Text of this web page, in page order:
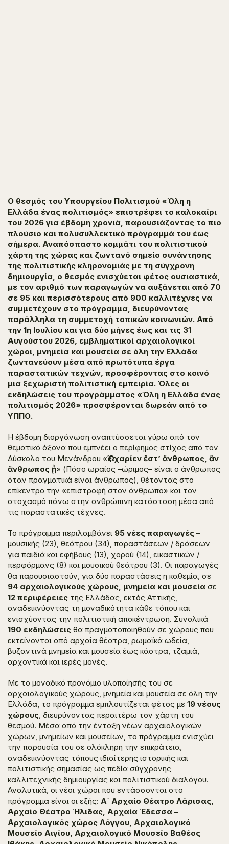
Ο θεσμός του Υπουργείου Πολιτισμού «Όλη η
Ελλάδα ένας πολιτισμός» επιστρέφει το καλοκαίρι
του 2026 για έβδομη χρονιά, παρουσιάζοντας το πιο
πλούσιο και πολυσυλλεκτικό πρόγραμμά του έως
σήμερα. Αναπόσπαστο κομμάτι του πολιτιστικού
χάρτη της χώρας και ζωντανό σημείο συνάντησης
της πολιτιστικής κληρονομιάς με τη σύγχρονη
δημιουργία, ο θεσμός ενισχύεται φέτος ουσιαστικά,
με τον αριθμό των παραγωγών να αυξάνεται από 70
σε 95 και περισσότερους από 900 καλλιτέχνες να
συμμετέχουν στο πρόγραμμα, διευρύνοντας
παράλληλα τη συμμετοχή τοπικών κοινωνιών. Από
την 1η Ιουλίου και για δύο μήνες έως και τις 31
Αυγούστου 2026, εμβληματικοί αρχαιολογικοί
χώροι, μνημεία και μουσεία σε όλη την Ελλάδα
ζωντανεύουν μέσα από πρωτότυπα έργα
παραστατικών τεχνών, προσφέροντας στο κοινό
μια ξεχωριστή πολιτιστική εμπειρία. Όλες οι
εκδηλώσεις του προγράμματος «Όλη η Ελλάδα ένας
πολιτισμός 2026» προσφέρονται δωρεάν από το
ΥΠΠΟ.
Η έβδομη διοργάνωση αναπτύσσεται γύρω από τον
θεματικό άξονα που εμπνέει ο περίφημος στίχος από τον
Δύσκολο του Μενάνδρου «Ὡς χαρίεν ἔστ’ ἄνθρωπος, ἂν
ἄνθρωπος ᾖ» (Πόσο ωραίος –ώριμος– είναι ο άνθρωπος
όταν πραγματικά είναι άνθρωπος), θέτοντας στο
επίκεντρο την «επιστροφή στον άνθρωπο» και τον
στοχασμό πάνω στην ανθρώπινη κατάσταση μέσα από
τις παραστατικές τέχνες.
Το πρόγραμμα περιλαμβάνει 95 νέες παραγωγές –
μουσικής (23), θεάτρου (34), παραστάσεων / δράσεων
για παιδιά και εφήβους (13), χορού (14), εικαστικών /
περφόρμανς (8) και μουσικού θεάτρου (3). Οι παραγωγές
θα παρουσιαστούν, για δύο παραστάσεις η καθεμία, σε
94 αρχαιολογικούς χώρους, μνημεία και μουσεία σε
12 περιφέρειες της Ελλάδας, εκτός Αττικής,
αναδεικνύοντας τη μοναδικότητα κάθε τόπου και
ενισχύοντας την πολιτιστική αποκέντρωση. Συνολικά
190 εκδηλώσεις θα πραγματοποιηθούν σε χώρους που
εκτείνονται από αρχαία θέατρα, ρωμαϊκά ωδεία,
βυζαντινά μνημεία και μουσεία έως κάστρα, τζαμιά,
αρχοντικά και ιερές μονές.
Με το μοναδικό προνόμιο υλοποίησής του σε
αρχαιολογικούς χώρους, μνημεία και μουσεία σε όλη την
Ελλάδα, το πρόγραμμα εμπλουτίζεται φέτος με 19 νέους
χώρους, διευρύνοντας περαιτέρω τον χάρτη του
θεσμού. Μέσα από την ένταξη νέων αρχαιολογικών
χώρων, μνημείων και μουσείων, το πρόγραμμα ενισχύει
την παρουσία του σε ολόκληρη την επικράτεια,
αναδεικνύοντας τόπους ιδιαίτερης ιστορικής και
πολιτιστικής σημασίας ως πεδία σύγχρονης
καλλιτεχνικής δημιουργίας και πολιτιστικού διαλόγου.
Αναλυτικά, οι νέοι χώροι που εντάσσονται στο
πρόγραμμα είναι οι εξής: Α΄ Αρχαίο Θέατρο Λάρισας,
Αρχαίο Θέατρο Ήλιδας, Αρχαία Έδεσσα –
Αρχαιολογικός χώρος Λόγγου, Αρχαιολογικό
Μουσείο Αιγίου, Αρχαιολογικό Μουσείο Βαθέoς